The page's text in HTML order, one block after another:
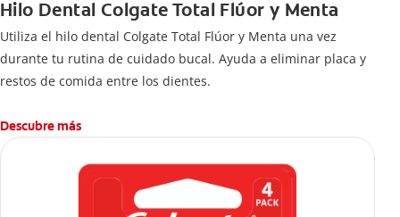
Hilo Dental Colgate Total Flúor y Menta
Utiliza el hilo dental Colgate Total Flúor y Menta una vez
durante tu rutina de cuidado bucal. Ayuda a eliminar placa y
restos de comida entre los dientes.
Descubre más